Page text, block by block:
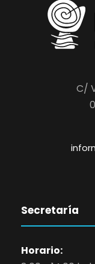
C/
Secretaría
Horario: